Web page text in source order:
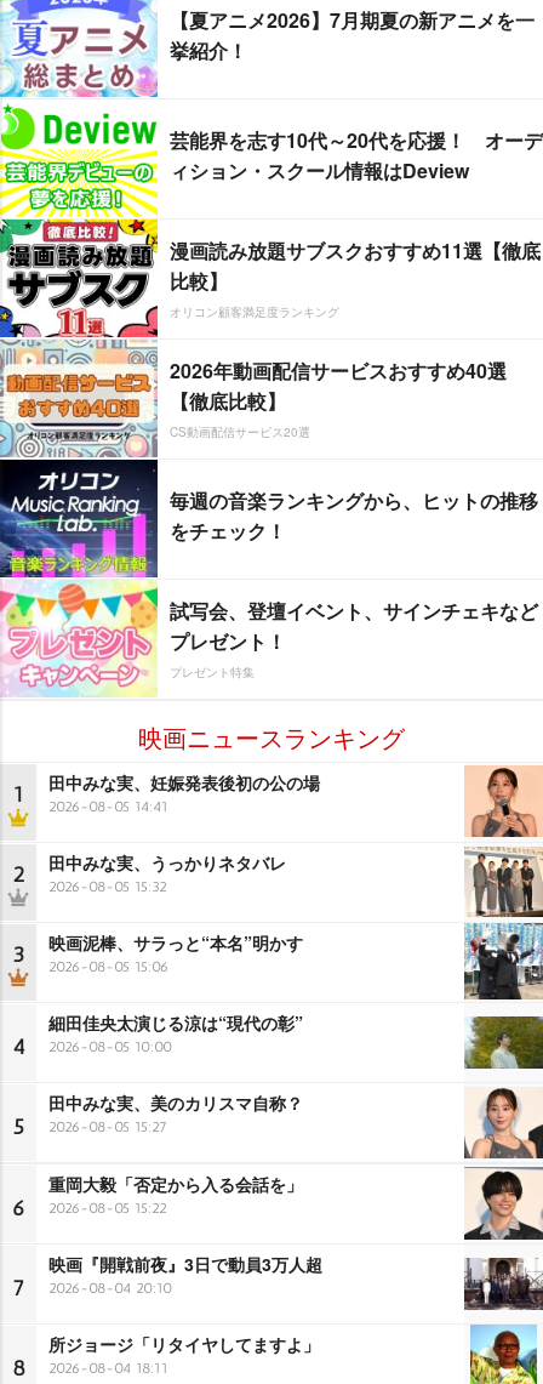
【夏アニメ2026】7月期夏の新アニメを一
挙紹介！
芸能界を志す10代～20代を応援！ オーデ
ィション・スクール情報はDeview
漫画読み放題サブスクおすすめ11選【徹底
比較】
オリコン顧客満足度ランキング
2026年動画配信サービスおすすめ40選
【徹底比較】
CS動画配信サービス20選
毎週の音楽ランキングから、ヒットの推移
をチェック！
試写会、登壇イベント、サインチェキなど
プレゼント！
プレゼント特集
映画ニュースランキング
1 田中みな実、妊娠発表後初の公の場
2026-08-05 14:41
2 田中みな実、うっかりネタバレ
2026-08-05 15:32
3 映画泥棒、サラっと“本名”明かす
2026-08-05 15:06
4
細田佳央太演じる涼は“現代の彰”
2026-08-05 10:00
5
田中みな実、美のカリスマ自称？
2026-08-05 15:27
6
重岡大毅「否定から入る会話を」
2026-08-05 15:22
7
映画『開戦前夜』3日で動員3万人超
2026-08-04 20:10
8
所ジョージ「リタイヤしてますよ」
2026-08-04 18:11